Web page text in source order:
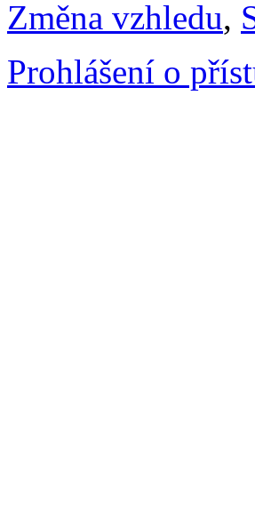
Změna vzhledu,
Prohlášení o